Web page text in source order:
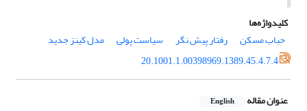
کلیدواژه‌ها
حباب مسکن
رفتار پیش نگر سیاست پولی
مدل کینز جدید
20.1001.1.00398969.1389.45.4.7.4
عنوان مقاله English